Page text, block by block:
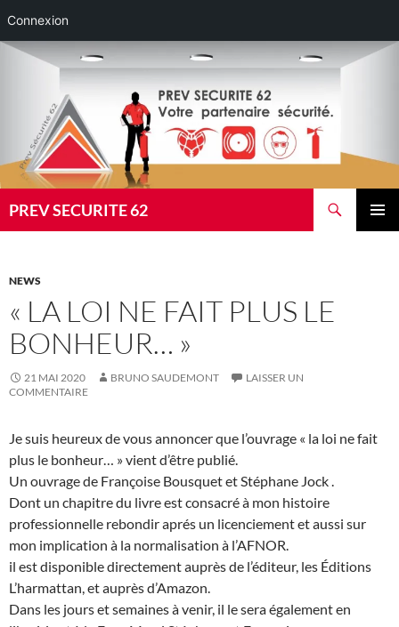
Connexion
Aller
PREV SECURITE 62
NEWS
« LA LOI NE FAIT PLUS LE
BONHEUR… »
21 MAI 2020 BRUNO SAUDEMONT
LAISSER UN
COMMENTAIRE
Je suis heureux de vous annoncer que l’ouvrage « la loi ne fait
plus le bonheur… » vient d’être publié.
Un ouvrage de Françoise Bousquet et Stéphane Jock .
Dont un chapitre du livre est consacré à mon histoire
professionnelle rebondir aprés un licenciement et aussi sur
mon implication à la normalisation à l’AFNOR.
il est disponible directement auprès de l’éditeur, les Éditions
L’harmattan, et auprès d’Amazon.
Dans les jours et semaines à venir, il le sera également en